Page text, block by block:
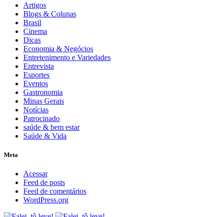
Artigos
Blogs & Colunas
Brasil
Cinema
Dicas
Economia & Negócios
Entretenimento e Variedades
Entrevista
Esportes
Eventos
Gastronomia
Minas Gerais
Notícias
Patrocinado
saúde & bem estar
Saúde & Vida
Meta
Acessar
Feed de posts
Feed de comentários
WordPress.org